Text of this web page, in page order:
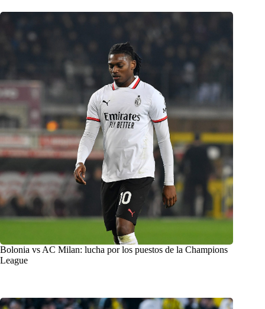
Bolonia vs AC Milan: lucha por los puestos de la Champions
League